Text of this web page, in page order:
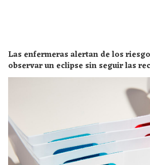
Las enfermeras alertan de los
observar un eclipse sin seguir las
retinopatía solar es el mayor de los